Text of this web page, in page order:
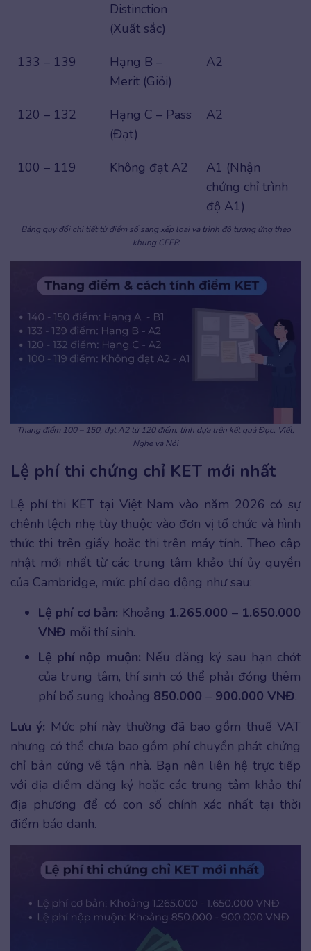
Distinction
(Xuất sắc)
133 – 139
Hạng B –
Merit (Giỏi)
A2
120 – 132
Hạng C – Pass
(Đạt)
A2
100 – 119 Không đạt A2
A1 (Nhận
chứng chỉ trình
độ A1)
Bảng quy đổi chi tiết từ điểm số sang xếp loại và trình độ tương ứng theo
khung CEFR
Thang điểm 100 – 150, đạt A2 từ 120 điểm, tính dựa trên kết quả Đọc, Viết,
Nghe và Nói
Lệ phí thi chứng chỉ KET mới nhất
Lệ phí thi KET tại Việt Nam vào năm 2026 có sự
chênh lệch nhẹ tùy thuộc vào đơn vị tổ chức và hình
thức thi trên giấy hoặc thi trên máy tính. Theo cập
nhật mới nhất từ các trung tâm khảo thí ủy quyền
của Cambridge, mức phí dao động như sau:
Lệ phí cơ bản: Khoảng 1.265.000 – 1.650.000
VNĐ mỗi thí sinh.
Lệ phí nộp muộn: Nếu đăng ký sau hạn chót
của trung tâm, thí sinh có thể phải đóng thêm
phí bổ sung khoảng 850.000 – 900.000 VNĐ.
Lưu ý: Mức phí này thường đã bao gồm thuế VAT
nhưng có thể chưa bao gồm phí chuyển phát chứng
chỉ bản cứng về tận nhà. Bạn nên liên hệ trực tiếp
với địa điểm đăng ký hoặc các trung tâm khảo thí
địa phương để có con số chính xác nhất tại thời
điểm báo danh.